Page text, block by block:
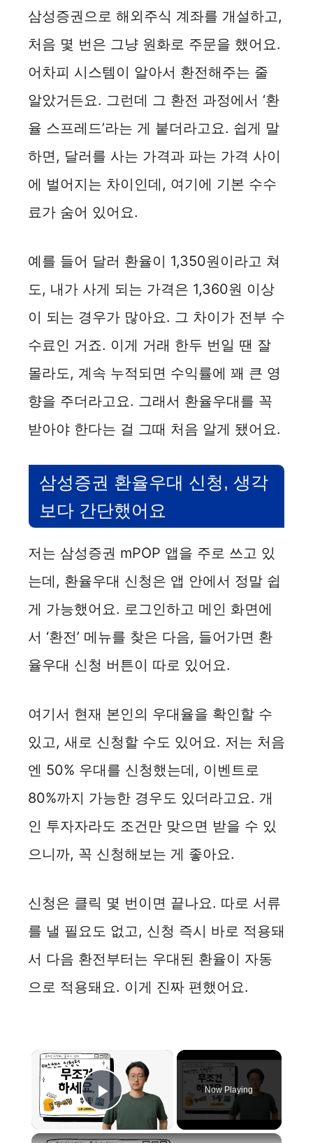
삼성증권으로 해외주식 계좌를 개설하고,
처음 몇 번은 그냥 원화로 주문을 했어요.
어차피 시스템이 알아서 환전해주는 줄
알았거든요. 그런데 그 환전 과정에서 ‘환
율 스프레드’라는 게 붙더라고요. 쉽게 말
하면, 달러를 사는 가격과 파는 가격 사이
에 벌어지는 차이인데, 여기에 기본 수수
료가 숨어 있어요.
예를 들어 달러 환율이 1,350원이라고 쳐
도, 내가 사게 되는 가격은 1,360원 이상
이 되는 경우가 많아요. 그 차이가 전부 수
수료인 거죠. 이게 거래 한두 번일 땐 잘
몰라도, 계속 누적되면 수익률에 꽤 큰 영
향을 주더라고요. 그래서 환율우대를 꼭
받아야 한다는 걸 그때 처음 알게 됐어요.
삼성증권 환율우대 신청, 생각
보다 간단했어요
저는 삼성증권 mPOP 앱을 주로 쓰고 있
는데, 환율우대 신청은 앱 안에서 정말 쉽
게 가능했어요. 로그인하고 메인 화면에
서 ‘환전’ 메뉴를 찾은 다음, 들어가면 환
율우대 신청 버튼이 따로 있어요.
여기서 현재 본인의 우대율을 확인할 수
있고, 새로 신청할 수도 있어요. 저는 처음
엔 50% 우대를 신청했는데, 이벤트로
80%까지 가능한 경우도 있더라고요. 개
인 투자자라도 조건만 맞으면 받을 수 있
으니까, 꼭 신청해보는 게 좋아요.
신청은 클릭 몇 번이면 끝나요. 따로 서류
를 낼 필요도 없고, 신청 즉시 바로 적용돼
서 다음 환전부터는 우대된 환율이 자동
으로 적용돼요. 이게 진짜 편했어요.
×
Play Video
Now Playing
×